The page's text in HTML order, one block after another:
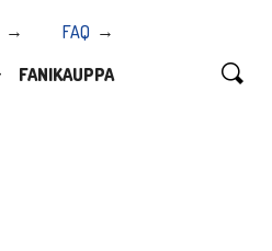
FAQ
FANIKAUPPA